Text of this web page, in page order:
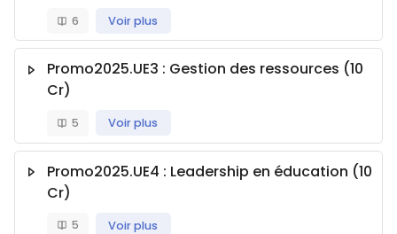
6 Voir plus
Promo2025.UE3 : Gestion des ressources (10
Cr)
5 Voir plus
Promo2025.UE4 : Leadership en éducation (10
Cr)
5 Voir plus